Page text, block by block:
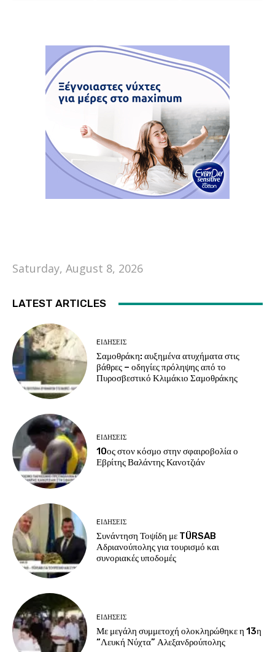
Saturday, August 8, 2026
LATEST ARTICLES
EΙΔΗΣΕΙΣ
Σαμοθράκη: αυξημένα ατυχήματα στις
βάθρες – οδηγίες πρόληψης από το
Πυροσβεστικό Κλιμάκιο Σαμοθράκης
EΙΔΗΣΕΙΣ
10ος στον κόσμο στην σφαιροβολία ο
Εβρίτης Βαλάντης Κανοτζιάν
EΙΔΗΣΕΙΣ
Συνάντηση Τοψίδη με TÜRSAB
Αδριανούπολης για τουρισμό και
συνοριακές υποδομές
EΙΔΗΣΕΙΣ
Με μεγάλη συμμετοχή ολοκληρώθηκε η 13η
“Λευκή Νύχτα” Αλεξανδρούπολης